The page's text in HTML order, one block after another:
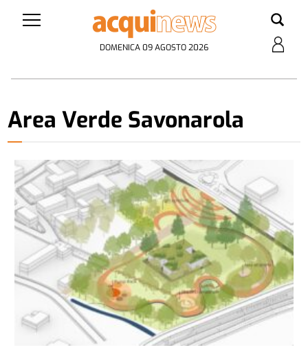
DOMENICA 09 AGOSTO 2026
Area Verde Savonarola